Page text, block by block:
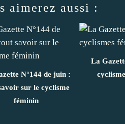
aimerez aussi :
N°144 de juin :
sur le cyclisme
féminin
La